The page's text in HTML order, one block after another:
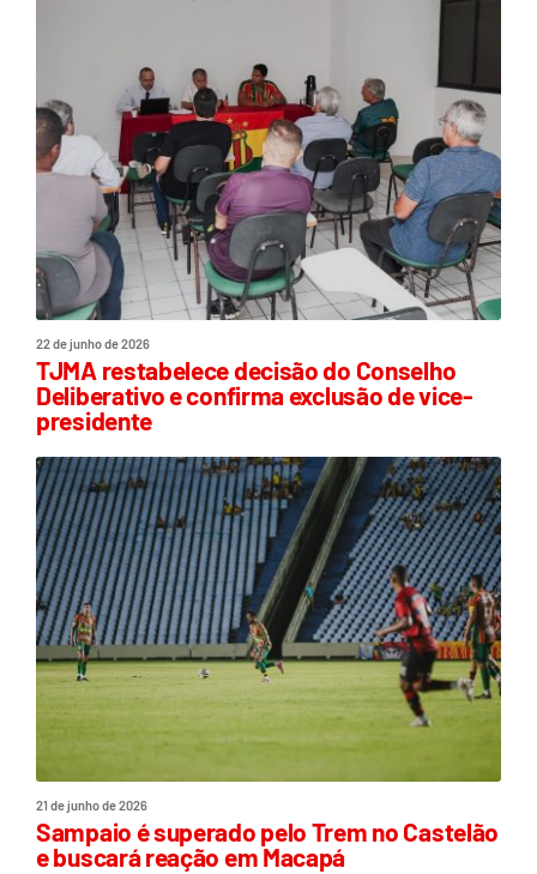
22 de junho de 2026
TJMA restabelece decisão do Conselho
Deliberativo e confirma exclusão de vice-
presidente
21 de junho de 2026
Sampaio é superado pelo Trem no Castelão
e buscará reação em Macapá